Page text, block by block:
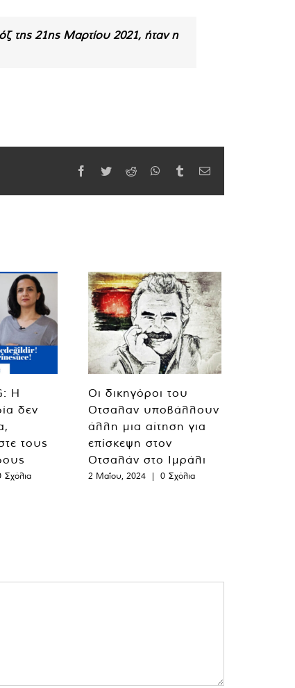
της 21ης ​​Μαρτίου 2021, ήταν η
Facebook
TwitterReddit WhatsApp
TumblrEmail
Η
δεν
τους
Σχόλια
Οι δικηγόροι του
Οτσαλαν υποβάλλουν
άλλη μια αίτηση για
επίσκεψη στον
Οτσαλάν στο Ιμράλι
2 Μαΐου, 2024 | 0 Σχόλια